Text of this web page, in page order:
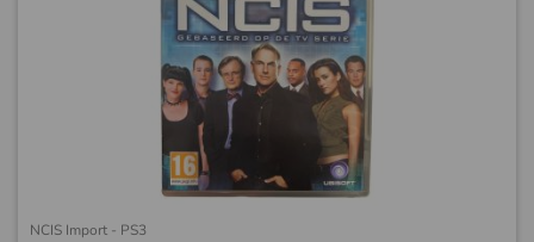
NCIS Import - PS3